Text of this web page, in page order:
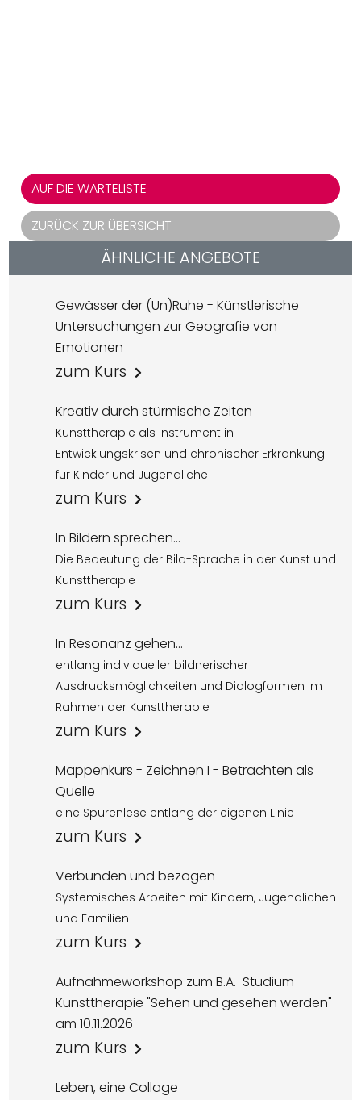
ÄHNLICHE ANGEBOTE
Gewässer der (Un)Ruhe - Künstlerische
Untersuchungen zur Geografie von
Emotionen
zum Kurs
Kreativ durch stürmische Zeiten
Kunsttherapie als Instrument in
Entwicklungskrisen und chronischer Erkrankung
für Kinder und Jugendliche
zum Kurs
In Bildern sprechen...
Die Bedeutung der Bild-Sprache in der Kunst und
Kunsttherapie
zum Kurs
In Resonanz gehen...
entlang individueller bildnerischer
Ausdrucksmöglichkeiten und Dialogformen im
Rahmen der Kunsttherapie
zum Kurs
Mappenkurs - Zeichnen I - Betrachten als
Quelle
eine Spurenlese entlang der eigenen Linie
zum Kurs
Verbunden und bezogen
Systemisches Arbeiten mit Kindern, Jugendlichen
und Familien
zum Kurs
Aufnahmeworkshop zum B.A.-Studium
Kunsttherapie "Sehen und gesehen werden"
am 10.11.2026
zum Kurs
Leben, eine Collage
AUF DIE WARTELISTE
ZURÜCK ZUR ÜBERSICHT